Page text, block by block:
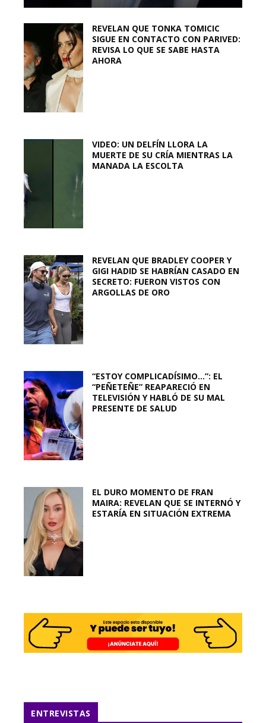
REVELAN QUE TONKA TOMICIC
SIGUE EN CONTACTO CON PARIVED:
REVISA LO QUE SE SABE HASTA
AHORA
VIDEO: UN DELFÍN LLORA LA
MUERTE DE SU CRÍA MIENTRAS LA
MANADA LA ESCOLTA
REVELAN QUE BRADLEY COOPER Y
GIGI HADID SE HABRÍAN CASADO EN
SECRETO: FUERON VISTOS CON
ARGOLLAS DE ORO
“ESTOY COMPLICADÍSIMO…”: EL
“PEÑETEÑE” REAPARECIÓ EN
TELEVISIÓN Y HABLÓ DE SU MAL
PRESENTE DE SALUD
EL DURO MOMENTO DE FRAN
MAIRA: REVELAN QUE SE INTERNÓ Y
ESTARÍA EN SITUACIÓN EXTREMA
ENTREVISTAS